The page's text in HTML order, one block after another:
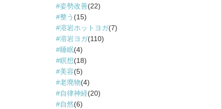
姿勢改善(22)
整う (15)
溶岩ホットヨガ(7)
溶岩ヨガ(110)
睡眠(4)
瞑想(18)
美容(5)
老廃物(4)
自律神経(20)
自然(6)